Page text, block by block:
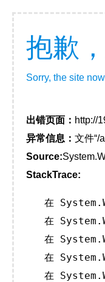
抱歉
Sorry, the site
出错页面： http://
异常信息： 文件“/
Source:
StackTrace:
在
在
在
在
在